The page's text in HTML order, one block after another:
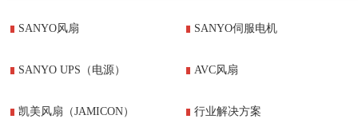
SANYO风扇 SANYO伺服电机
SANYO UPS（电源） AVC风扇
凯美风扇（JAMICON） 行业解决方案